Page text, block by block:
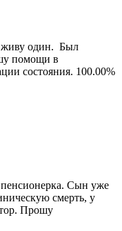
живу один. Был
помощи в
состояния. 100.00%
Сын уже
смерть, у
Прошу